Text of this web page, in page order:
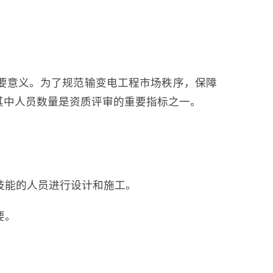
义。为了规范输变电工程市场秩序，保障
人员数量是资质评审的重要指标之一。
的人员进行设计和施工。